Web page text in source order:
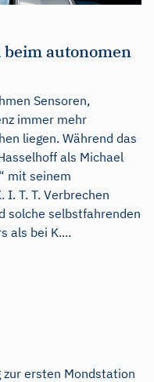
autonomen
Sensoren,
immer mehr
liegen. Während das
als Michael
mit seinem
I. T. T. Verbrechen
solche selbstfahrenden
als bei K....
zur ersten Mondstation